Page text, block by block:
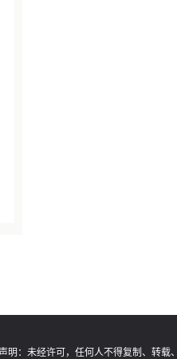
明： 未经许可，任何人不得复制、转载